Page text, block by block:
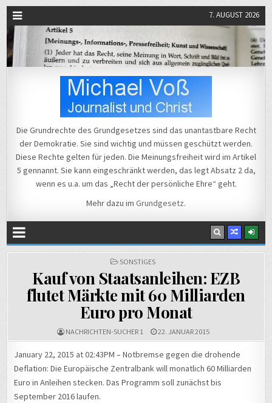
7. AUGUST 2026
Michael Voß
Die Grundrechte des Grundgesetzes sind das unantastbare Recht
der Demokratie. Sie sind wichtig und müssen geschützt werden.
Diese Rechte gelten für jeden. Die Meinungsfreiheit wird im Artikel
5 gennannt. Sie kann eingeschränkt werden, das legt Absatz 2 da,
wenn es u.a. um das „Recht der persönliche Ehre“ geht.
Mehr dazu im Grundgesetz.
POSTED
SONSTIGES
Kauf von Staatsanleihen: EZB
flutet Märkte mit 60 Milliarden
Euro pro Monat
NACHRICHTEN-SUCHER 1 22. JANUAR 2015
January 22, 2015 at 02:43PM – Notbremse gegen die drohende
Deflation: Die Europäische Zentralbank will monatlich 60 Milliarden
Euro in Anleihen stecken. Das Programm soll zunächst bis
September 2016 laufen.